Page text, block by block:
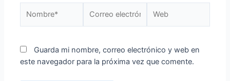
Guarda mi nombre, correo electrónico y web en
este navegador para la próxima vez que comente.